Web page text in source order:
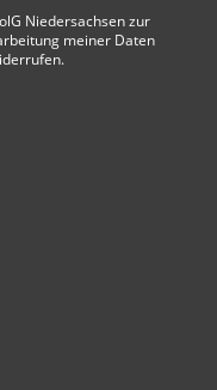
Niedersachsenzur
meiner Daten